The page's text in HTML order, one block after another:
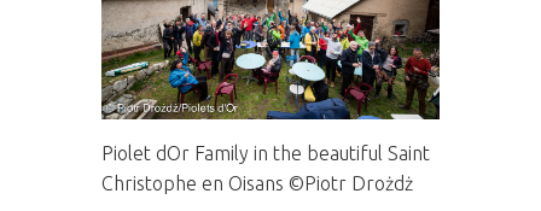
Piolet dOr Family in the beautiful Saint
Christophe en Oisans ©Piotr Drożdż